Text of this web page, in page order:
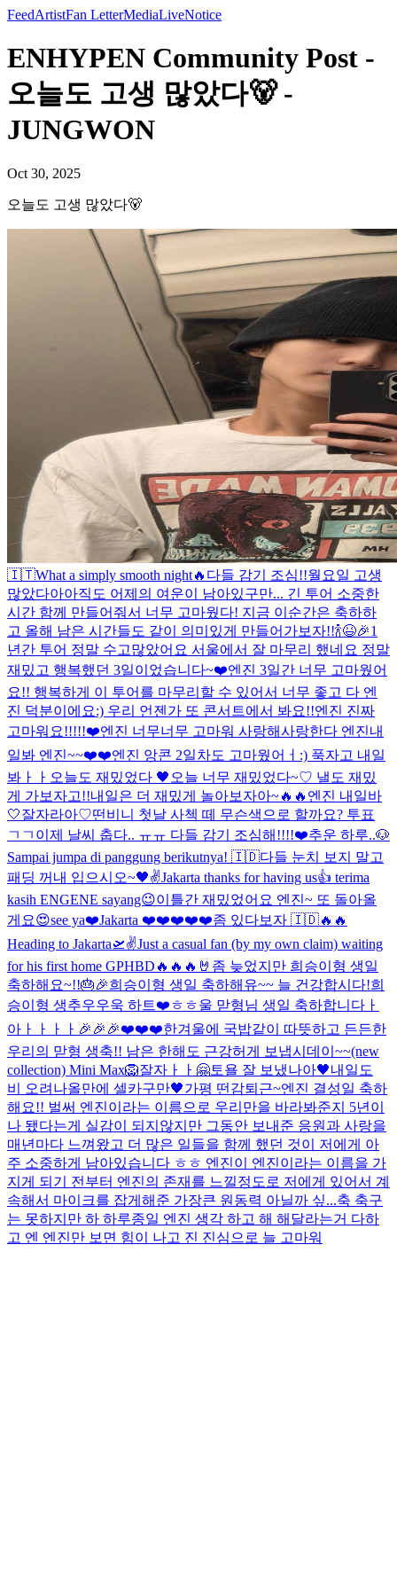
FeedArtistFan LetterMediaLiveNotice
ENHYPEN Community Post -
오늘도 고생 많았다🐻 -
JUNGWON
Oct 30, 2025
오늘도 고생 많았다🐻
🇮🇹What a simply smooth night🔥 다들 감기 조심!!월요일 고생
많았다아아직도 어제의 여운이 남아있구만... 긴 투어 소중한
시간 함께 만들어줘서 너무 고마웠다! 지금 이순간은 축하하
고 올해 남은 시간들도 같이 의미있게 만들어가보자!!🍾😆🎉1
년간 투어 정말 수고많았어요 서울에서 잘 마무리 했네요 정말
재밌고 행복했던 3일이었습니다~❤️엔진 3일간 너무 고마웠어
요!! 행복하게 이 투어를 마무리할 수 있어서 너무 좋고 다 엔
진 덕분이에요:) 우리 언젠가 또 콘서트에서 봐요!!엔진 진짜
고마워요!!!!!❤️엔진 너무너무 고마워 사랑해사랑한다 엔진내
일봐 엔진~~❤️❤️엔진 앙콘 2일차도 고마웠어ㅓ:) 푹자고 내일
봐ㅏㅏ 오늘도 재밌었다 🖤 오늘 너무 재밌었다~♡ 낼도 재밌
게 가보자고!!내일은 더 재밌게 놀아보자아~🔥🔥 엔진 내일바
🤍잘자라아♡떤비니 첫날 사첵 떼 무슨색으로 할까요? 투표
ㄱㄱ 이제 날씨 춥다.. ㅠㅠ 다들 감기 조심해!!!!❤️추운 하루..🐶
Sampai jumpa di panggung berikutnya! 🇮🇩다들 눈치 보지 말고
패딩 꺼내 입으시오~🖤✌️Jakarta thanks for having us👍 terima
kasih ENGENE sayang😉이틀간 재밌었어요 엔진~ 또 돌아올
게요😍see ya❤️Jakarta ❤️❤️❤️❤️❤️좀 있다보자 🇮🇩🔥🔥
Heading to Jakarta🛫✌️Just a casual fan (by my own claim) waiting
for his first home GPHBD🔥🔥🔥🤘 좀 늦었지만 희승이형 생일
축하해요~!!🎂🎉희승이형 생일 축하해유~~ 늘 건강합시다!희
승이형 생추우우욱 하트❤️ㅎㅎ울 맏형님 생일 축하합니다ㅏ
아ㅏㅏㅏㅏ🎉🎉🎉❤️❤️❤️한겨울에 국밥같이 따뜻하고 든든한
우리의 맏형 생축!! 남은 한해도 근강허게 보냅시데이~~(new
collection) Mini Max🦁잘자ㅏㅏ 🤗토욜 잘 보냈나아🖤내일도
비 오려나올만에 셀카구만🖤가평 떤감퇴근~엔진 결성일 축하
해요!! 벌써 엔진이라는 이름으로 우리만을 바라봐준지 5년이
나 됐다는게 실감이 되지않지만 그동안 보내준 응원과 사랑을
매년마다 느껴왔고 더 많은 일들을 함께 했던 것이 저에게 아
주 소중하게 남아있습니다 ㅎㅎ 엔진이 엔진이라는 이름을 가
지게 되기 전부터 엔진의 존재를 느낄정도로 저에게 있어서 계
속해서 마이크를 잡게해준 가장큰 원동력 아닐까 싶...축 축구
는 못하지만 하 하루종일 엔진 생각 하고 해 해달라는거 다하
고 엔 엔진만 보면 힘이 나고 진 진심으로 늘 고마워